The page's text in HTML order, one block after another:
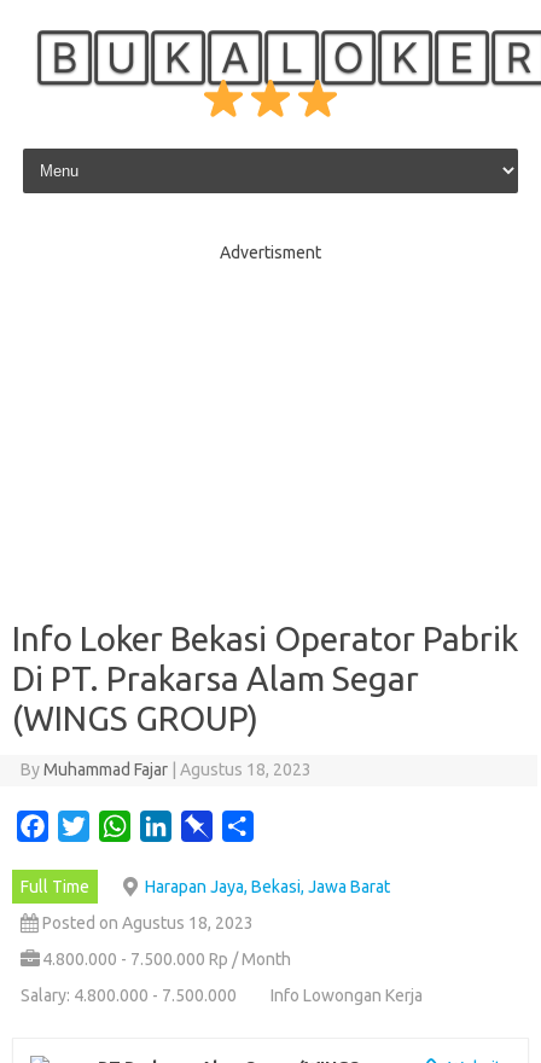
Skip to content
Advertisment
Info Loker Bekasi Operator Pabrik
Di PT. Prakarsa Alam Segar
(WINGS GROUP)
ByMuhammad Fajar Agustus 18, 2023
c
e
b
t
t
W
a
t
s
n
k
e
n
b
o
a
e
Full Time
Harapan Jaya, Bekasi, Jawa Barat
Posted on Agustus 18, 2023
4.800.000 - 7.500.000 Rp / Month
Salary: 4.800.000 - 7.500.000
Info Lowongan Kerja